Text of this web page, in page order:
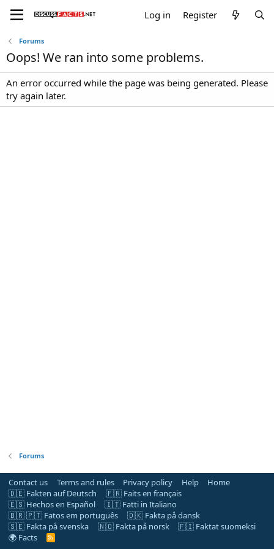
Log in Register
Forums
Oops! We ran into some problems.
An error occurred while the page was being generated. Please
try again later.
Forums
Contact us Terms and rules Privacy policy Help
Home
🇩🇪 Fakten auf Deutsch
🇫🇷 Faits en français
🇪🇸 Hechos en Español
🇮🇹 Fatti in Italiano
🇧🇷 🇵🇹 Fatos em português
🇩🇰 Fakta på dansk
🇸🇪 Fakta på svenska
🇳🇴 Fakta på norsk
🇫🇮 Faktat suomeksi
🌍 Facts
R